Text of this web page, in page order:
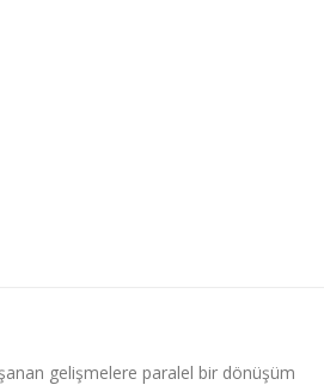
gelişmelere paralel bir dönüşüm